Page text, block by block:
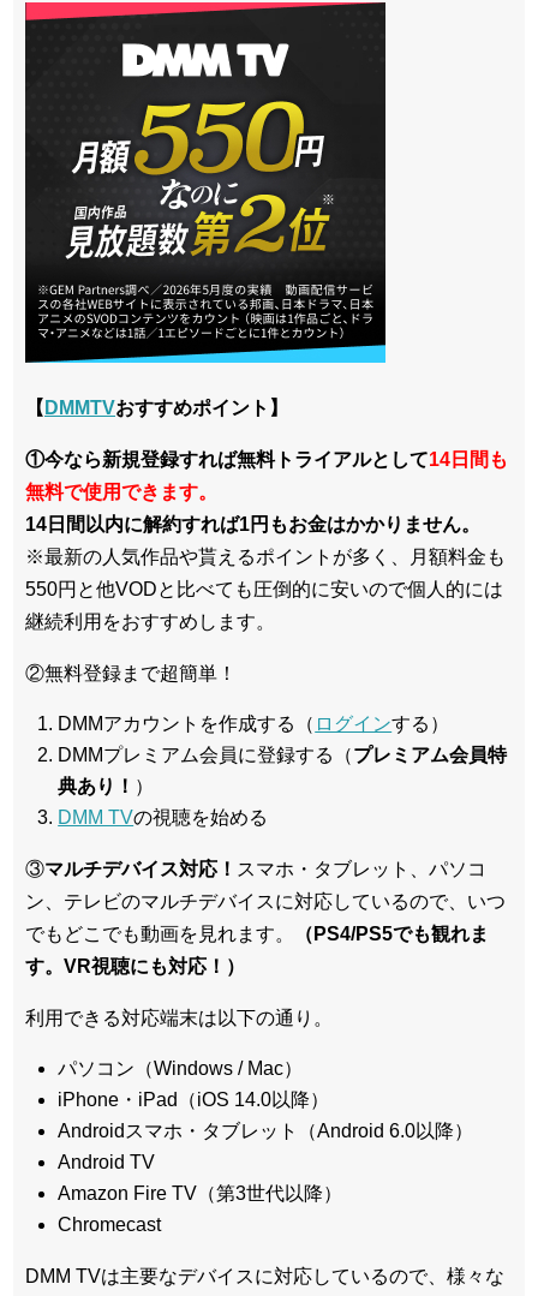
【 DMMTVおすすめポイント】
①今なら新規登録すれば無料トライアルとして14日間も
無料で使用できます。
14日間以内に解約すれば1円もお金はかかりません。
※最新の人気作品や貰えるポイントが多く、月額料金も
550円と他VODと比べても圧倒的に安いので個人的には
継続利用をおすすめします。
②無料登録まで超簡単！
DMMアカウントを作成する（ ログインする）
DMMプレミアム会員に登録する（プレミアム会員特
典あり！ ）
DMM TVの視聴を始める
③マルチデバイス対応！ スマホ・タブレット、パソコ
ン、テレビのマルチデバイスに対応しているので、いつ
でもどこでも動画を見れます。
（PS4/PS5でも観れま
す。VR視聴にも対応！）
利用できる対応端末は以下の通り。
パソコン（Windows / Mac）
iPhone・iPad（iOS 14.0以降）
Androidスマホ・タブレット（Android 6.0以降）
Android TV
Amazon Fire TV（第3世代以降）
Chromecast
DMM TVは主要なデバイスに対応しているので、 様々な